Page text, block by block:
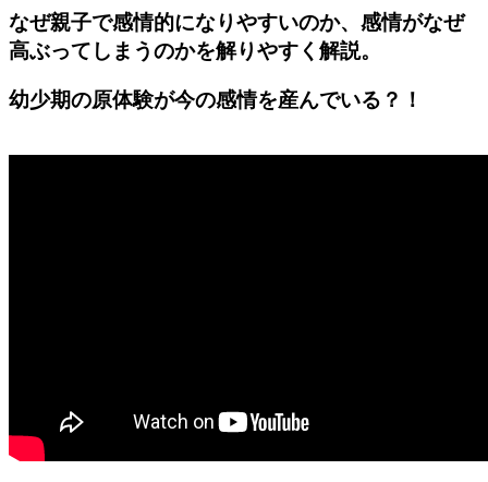
なぜ親子で感情的になりやすいのか、感情がなぜ
高ぶってしまうのかを解りやすく解説。
幼少期の原体験が今の感情を産んでいる？！